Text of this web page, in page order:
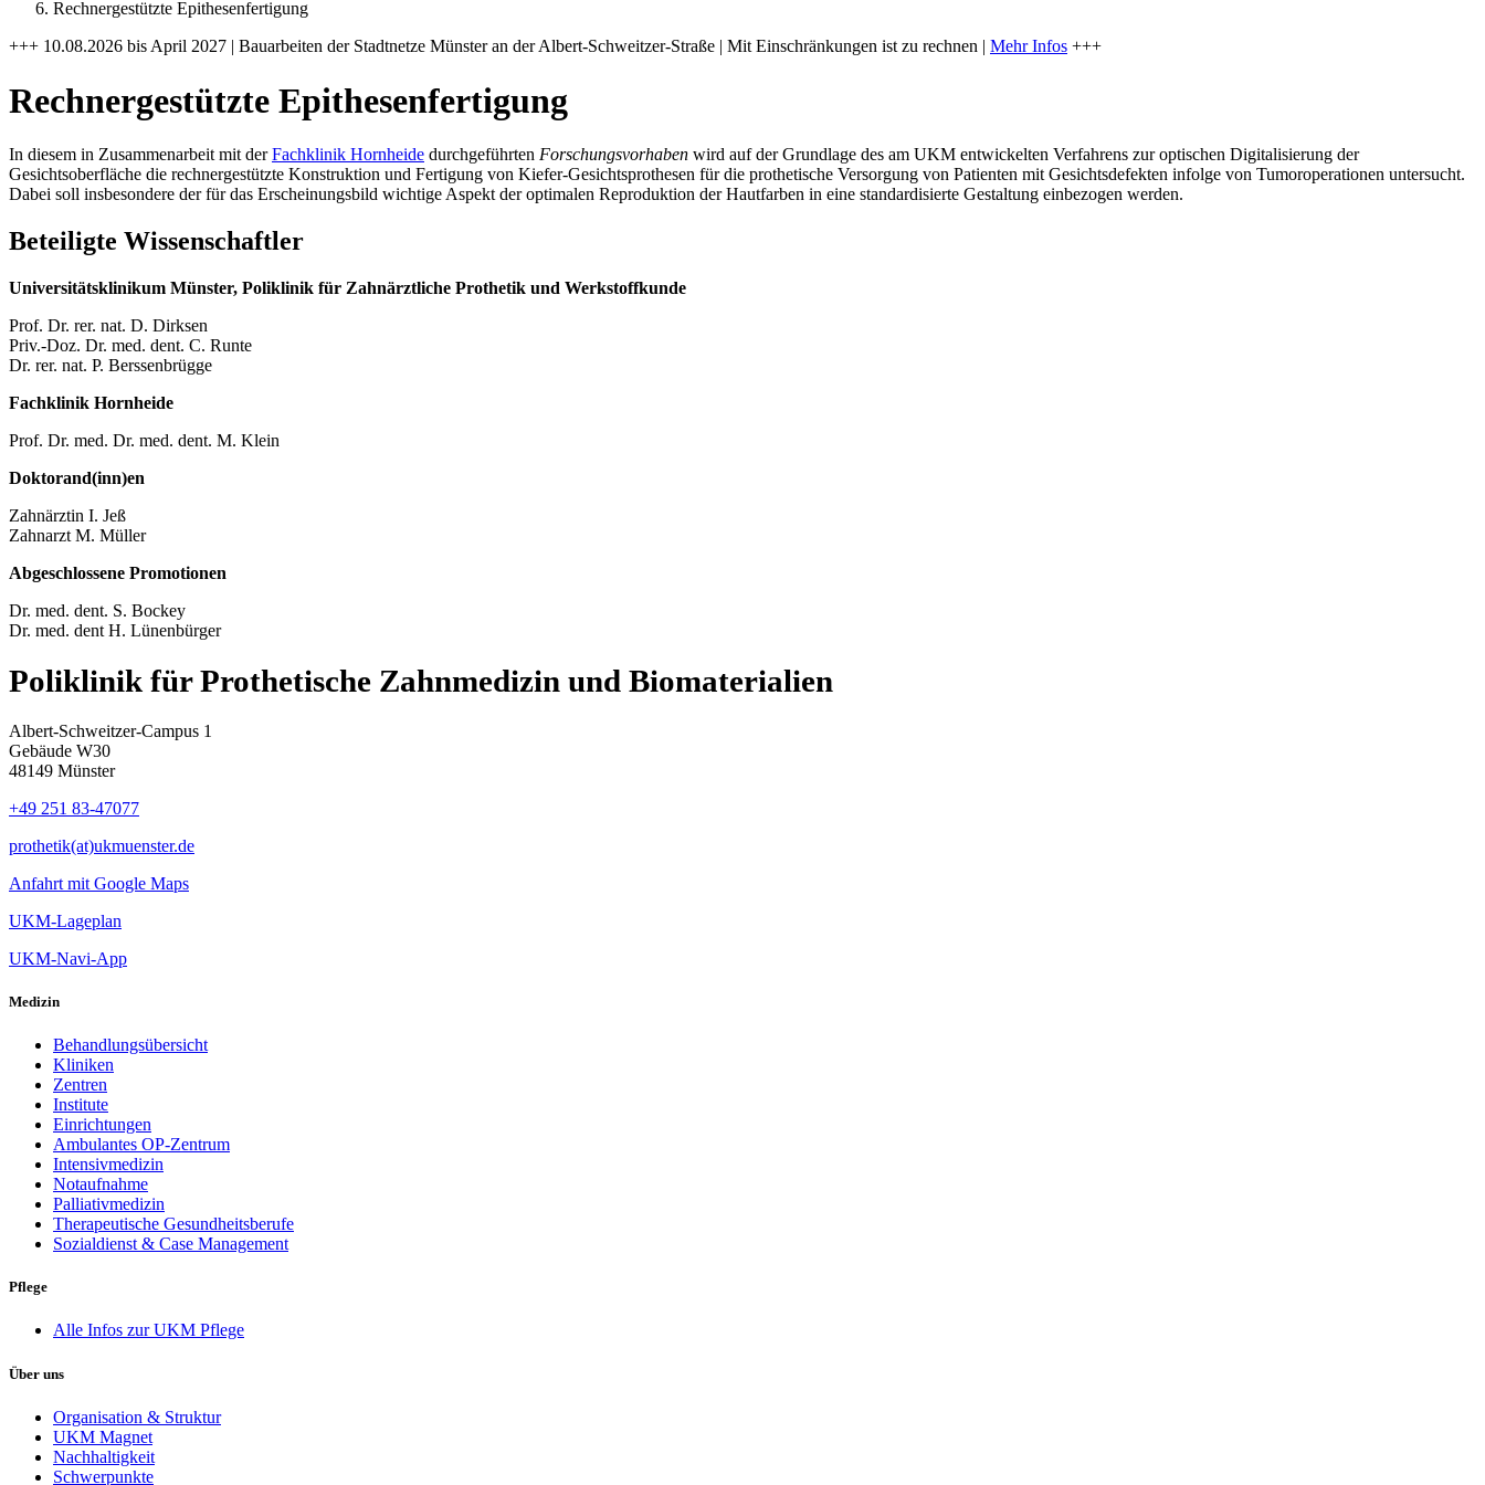
Rechnergestützte Epithesenfertigung
+++ 10.08.2026 bis April 2027 | Bauarbeiten der Stadtnetze Münster an der Albert-Schweitzer-Straße | Mit Einschränkungen ist zu rechnen | Mehr Infos +++
Rechnergestützte Epithesenfertigung
In diesem in Zusammenarbeit mit derFachklinik Hornheide durchgeführten Forschungsvorhaben wird auf der Grundlage des am UKM entwickelten Verfahrens zur optischen Digitalisierung der
Gesichtsoberfläche die rechnergestützte Konstruktion und Fertigung von Kiefer-Gesichtsprothesen für die prothetische Versorgung von Patienten mit Gesichtsdefekten infolge von Tumoroperationen untersucht.
Dabei soll insbesondere der für das Erscheinungsbild wichtige Aspekt der optimalen Reproduktion der Hautfarben in eine standardisierte Gestaltung einbezogen werden.
Beteiligte Wissenschaftler
Universitätsklinikum Münster, Poliklinik für Zahnärztliche Prothetik und Werkstoffkunde
Prof. Dr. rer. nat. D. Dirksen
Priv.-Doz. Dr. med. dent. C. Runte
Dr. rer. nat. P. Berssenbrügge
Fachklinik Hornheide
Prof. Dr. med. Dr. med. dent. M. Klein
Doktorand(inn)en
Zahnärztin I. Jeß
Zahnarzt M. Müller
Abgeschlossene Promotionen
Dr. med. dent. S. Bockey
Dr. med. dent H. Lünenbürger
Poliklinik für Prothetische Zahnmedizin und Biomaterialien
Albert-Schweitzer-Campus 1
Gebäude W30
48149 Münster
+49 251 83-47077
prothetik(at)ukmuenster.de
Anfahrt mit Google Maps
UKM-Lageplan
UKM-Navi-App
Medizin
Behandlungsübersicht
Kliniken
Zentren
Institute
Einrichtungen
Ambulantes OP-Zentrum
Intensivmedizin
Notaufnahme
Palliativmedizin
Therapeutische Gesundheitsberufe
Sozialdienst & Case Management
Pflege
Alle Infos zur UKM Pflege
Über uns
Organisation & Struktur
UKM Magnet
Nachhaltigkeit
Schwerpunkte